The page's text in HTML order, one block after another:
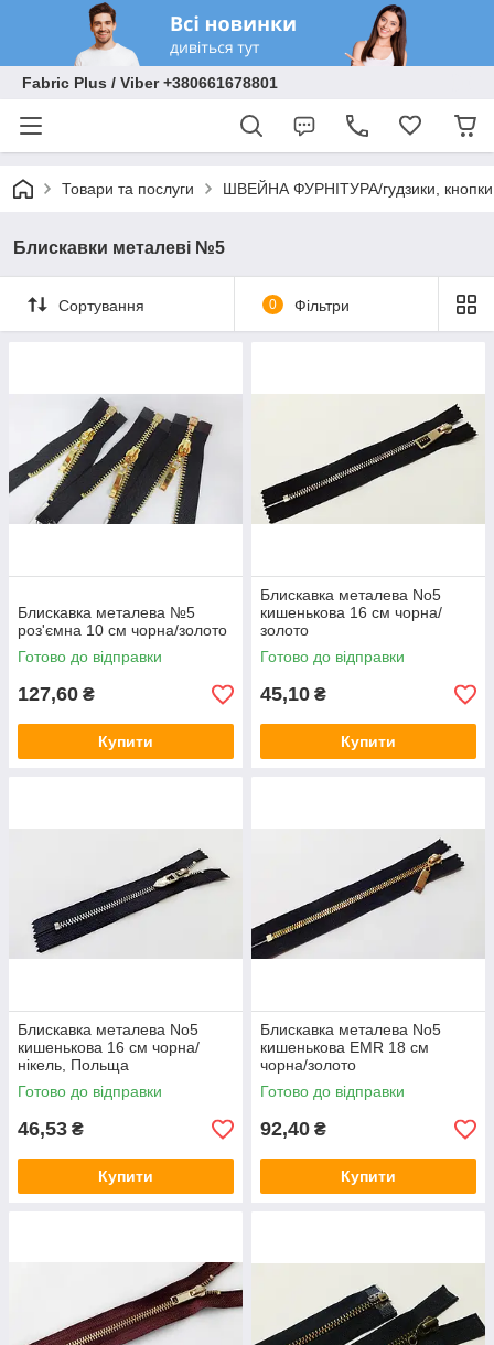
Fabric Plus / Viber +380661678801
Товари та послуги ШВЕЙНА ФУРНІТУРА/гудзики,
Блискавки металеві №5
Сортування 0 Фільтри
Блискавка металева №5
роз'ємна 10 см чорна/золото
Готово до відправки
127,60 ₴
Купити
Блискавка металева No5
кишенькова 16 см чорна/
золото
Готово до відправки
45,10 ₴
Купити
Блискавка металева No5
кишенькова 16 см чорна/
нікель, Польща
Готово до відправки
46,53 ₴
Купити
Блискавка металева No5
кишенькова EMR 18 см
чорна/золото
Готово до відправки
92,40 ₴
Купити